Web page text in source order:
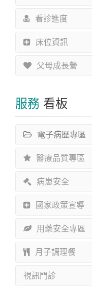
看診進度
床位資訊
父母成長營
服務 看板
電子病歷專區
醫療品質專區
病患安全
國家政策宣導
用藥安全專區
月子調理餐
視訊門診